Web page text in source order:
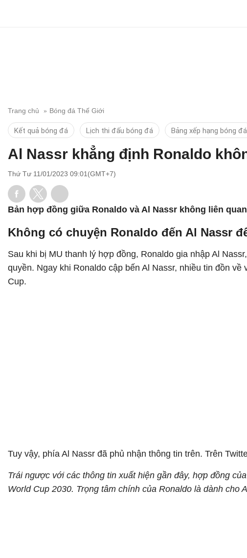
Trang chủ Bóng đá Thế Giới
Kết quả bóng đá Lịch thi đấu bóng đá Bảng xếp hạng bóng đá
Al Nassr khẳng định Ronaldo
Thứ Tư 11/01/2023 09:01(GMT+7)
Bản hợp đồng giữa Ronaldo và Al Nassr không liên
Không có chuyện Ronaldo đến Al Nassr
Sau khi bị MU thanh lý hợp đồng, Ronaldo gia nhập Al
quyền. Ngay khi Ronaldo cập bến Al Nassr, nhiều tin đồn
Cup.
Tuy vậy, phía Al Nassr đã phủ nhận thông tin trên. Trên
Trái ngược với các thông tin xuất hiện gần đây, hợp đồng
World Cup 2030. Trọng tâm chính của Ronaldo là dành